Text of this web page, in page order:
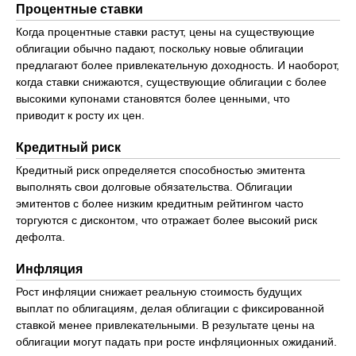
Процентные ставки
Когда процентные ставки растут, цены на существующие
облигации обычно падают, поскольку новые облигации
предлагают более привлекательную доходность. И наоборот,
когда ставки снижаются, существующие облигации с более
высокими купонами становятся более ценными, что
приводит к росту их цен.
Кредитный риск
Кредитный риск определяется способностью эмитента
выполнять свои долговые обязательства. Облигации
эмитентов с более низким кредитным рейтингом часто
торгуются с дисконтом, что отражает более высокий риск
дефолта.
Инфляция
Рост инфляции снижает реальную стоимость будущих
выплат по облигациям, делая облигации с фиксированной
ставкой менее привлекательными. В результате цены на
облигации могут падать при росте инфляционных ожиданий.